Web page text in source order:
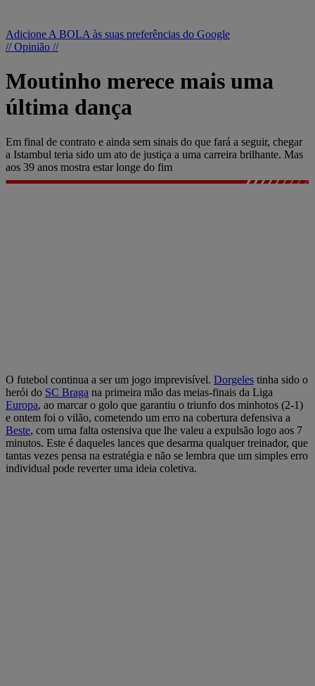
Adicione A BOLA às suas preferências do Google
// Opinião //
Moutinho merece mais uma
última dança
Em final de contrato e ainda sem sinais do que fará a seguir, chegar
a Istambul teria sido um ato de justiça a uma carreira brilhante. Mas
aos 39 anos mostra estar longe do fim
O futebol continua a ser um jogo imprevisível. Dorgeles tinha sido o
herói do SC Braga na primeira mão das meias-finais da Liga
Europa, ao marcar o golo que garantiu o triunfo dos minhotos (2-1)
e ontem foi o vilão, cometendo um erro na cobertura defensiva a
Beste, com uma falta ostensiva que lhe valeu a expulsão logo aos 7
minutos. Este é daqueles lances que desarma qualquer treinador, que
tantas vezes pensa na estratégia e não se lembra que um simples erro
individual pode reverter uma ideia coletiva.